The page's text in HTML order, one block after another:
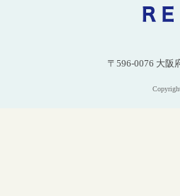
〒596-0076 大